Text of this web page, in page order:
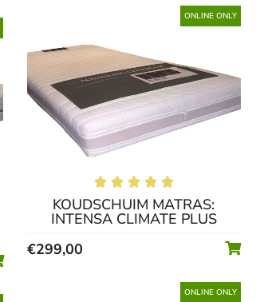
ONLINE ONLY
    
KOUDSCHUIM MATRAS:
INTENSA CLIMATE PLUS
€299,00
ONLINE ONLY